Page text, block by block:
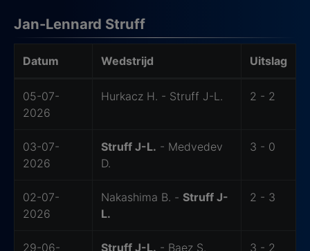
Jan-Lennard Struff
Datum Wedstrijd Uitslag
05-07-
2026
Hurkacz H. - Struff J-L. 2 - 2
03-07-
2026
Struff J-L. - Medvedev
D.
3 - 0
02-07-
2026
Nakashima B. - Struff J-
L.
2 - 3
29-06-
Struff J-L. - Baez S. 3 - 2